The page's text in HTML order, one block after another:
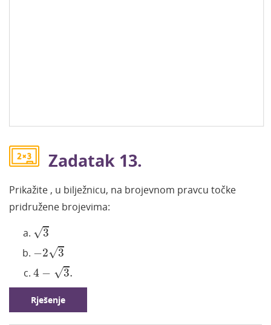
Zadatak 13.
Prikažite , u bilježnicu, na brojevnom pravcu točke
pridružene brojevima:
√3
−2√3
23
4 − √3.
4
Rješenje